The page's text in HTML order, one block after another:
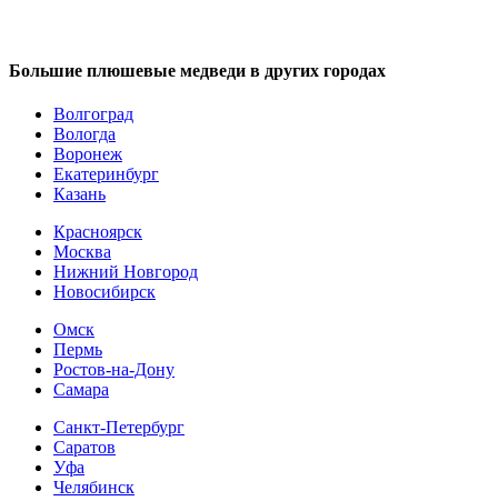
Большие плюшевые медведи в других городах
Волгоград
Вологда
Воронеж
Екатеринбург
Казань
Красноярск
Москва
Нижний Новгород
Новосибирск
Омск
Пермь
Ростов-на-Дону
Самара
Санкт-Петербург
Саратов
Уфа
Челябинск